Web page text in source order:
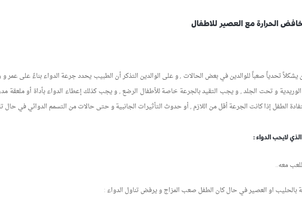
الحرارة مع العصير للاطفال
يشكلاً تحدياً صعباً للوالدين في بعض الحالات , و على الوالدين التذكر أن الطبيب يحدد جرعة الدواء بناءً على
و تحت الجلد , و يجب التقيد بالجرعة خاصة للأطفال الرضع , و يجب كذلك إعطاء الدواء بأداة أو ملعقة
الطفل إذا كانت الجرعة أقل من اللازم , أو حدوث التأثيرات الجانبية و حتى حالات من التسمم الدوائي في حال
لايحب الدواء :
معه..
بالحليب او العصير في حال كان الطفل صعب المزاج و يرفض تناول الدواء :